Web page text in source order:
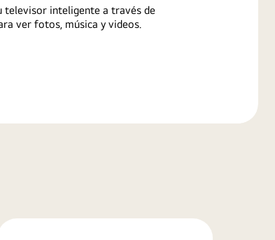
televisor inteligente a través de
ver fotos, música y videos.